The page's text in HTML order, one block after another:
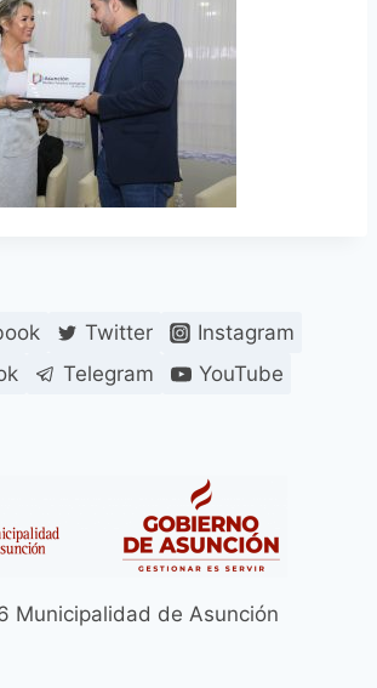
Twitter
Instagram
Telegram YouTube
Municipalidad de Asunción